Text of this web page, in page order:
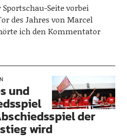
Seite vorbei
des Jahres von Marcel
ich den Kommentator
und
der
wird